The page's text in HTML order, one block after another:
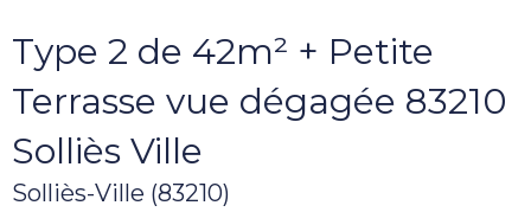
Type 2 de 42m² + Petite
Terrasse vue dégagée 83210
Solliès Ville
Solliès-Ville (83210)